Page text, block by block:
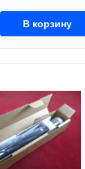
В корзину